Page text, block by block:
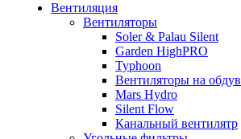
Вентиляция
Вентиляторы
Soler & Palau Silent
Garden HighPRO
Typhoon
Вентиляторы на обдув
Mars Hydro
Silent Flow
Канальный вентилятр